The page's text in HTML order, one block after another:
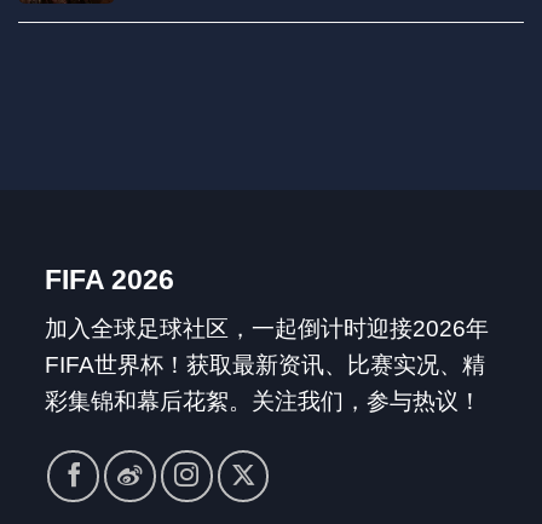
FIFA 2026
加入全球足球社区，一起倒计时迎接2026年
FIFA世界杯！获取最新资讯、比赛实况、精
彩集锦和幕后花絮。关注我们，参与热议！